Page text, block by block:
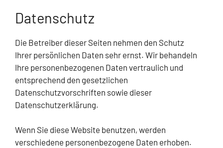
Datenschutz
Die Betreiber dieser Seiten nehmen den Schutz
Ihrer persönlichen Daten sehr ernst. Wir behandeln
Ihre personenbezogenen Daten vertraulich und
entsprechend den gesetzlichen
Datenschutzvorschriften sowie dieser
Datenschutzerklärung.
Wenn Sie diese Website benutzen, werden
verschiedene personenbezogene Daten erhoben.